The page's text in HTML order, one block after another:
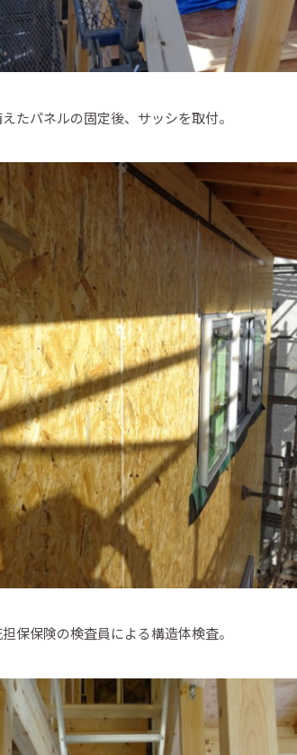
たパネルの固定後、サッシを取付。
保保険の検査員による構造体検査。